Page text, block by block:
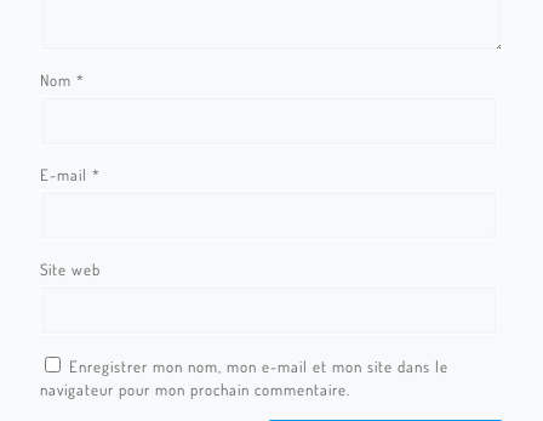
Nom *
E-mail *
Site web
Enregistrer mon nom, mon e-mail et mon site dans le
navigateur pour mon prochain commentaire.